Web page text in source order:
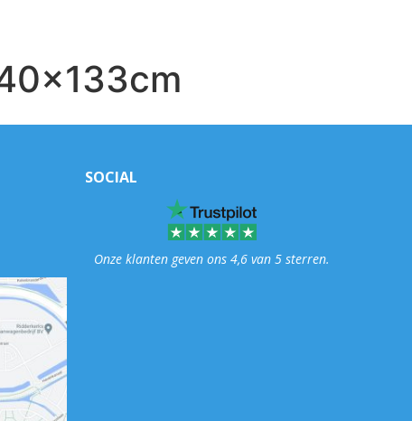
SOCIAL
Onze klanten geven ons 4,6 van 5 sterren.